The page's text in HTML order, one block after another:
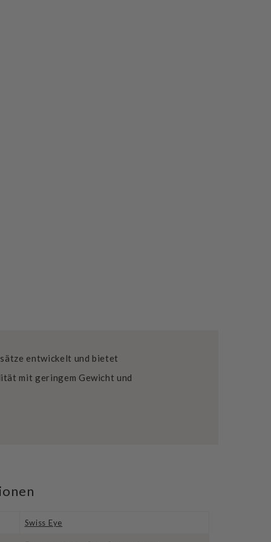
entwickelt und bietet
mit geringem Gewicht und
Swiss Eye